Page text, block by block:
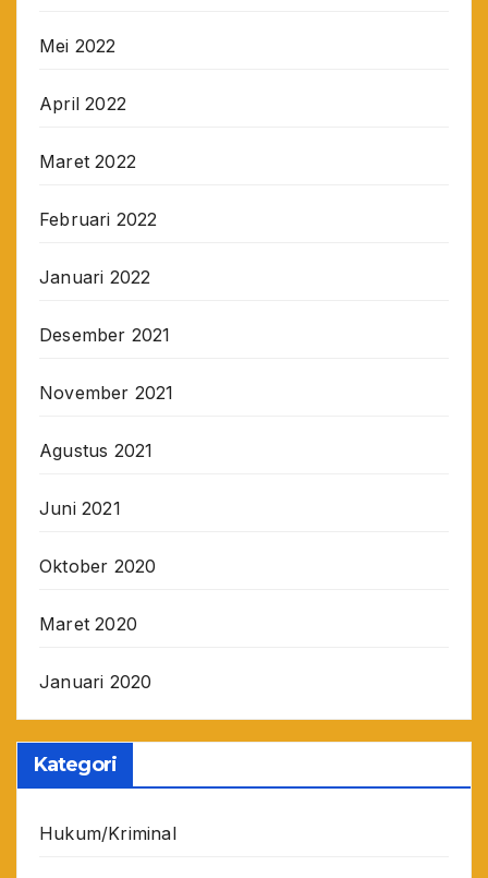
Mei 2022
April 2022
Maret 2022
Februari 2022
Januari 2022
Desember 2021
November 2021
Agustus 2021
Juni 2021
Oktober 2020
Maret 2020
Januari 2020
Kategori
Hukum/Kriminal